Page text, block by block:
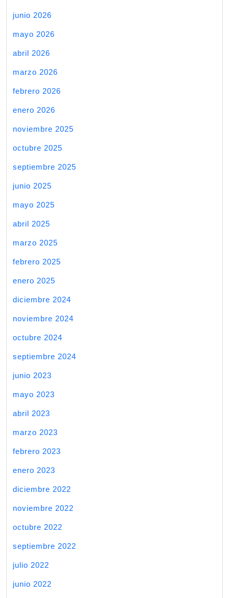
junio 2026
mayo 2026
abril 2026
marzo 2026
febrero 2026
enero 2026
noviembre 2025
octubre 2025
septiembre 2025
junio 2025
mayo 2025
abril 2025
marzo 2025
febrero 2025
enero 2025
diciembre 2024
noviembre 2024
octubre 2024
septiembre 2024
junio 2023
mayo 2023
abril 2023
marzo 2023
febrero 2023
enero 2023
diciembre 2022
noviembre 2022
octubre 2022
septiembre 2022
julio 2022
junio 2022